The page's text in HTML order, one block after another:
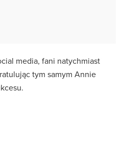
media, fani natychmiast
tym samym Annie